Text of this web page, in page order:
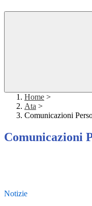
Home >
Ata >
Comunicazioni
Comunicazioni
Notizie